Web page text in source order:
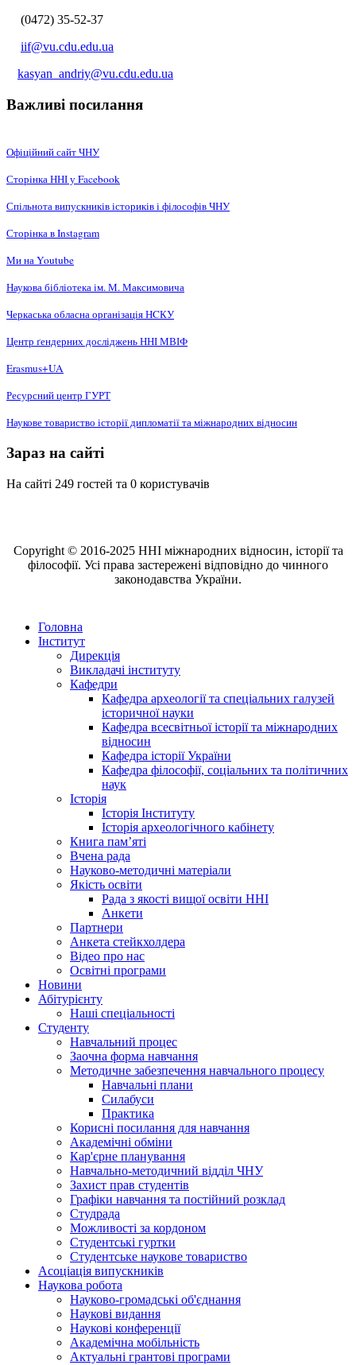
(0472) 35-52-37
iif@vu.cdu.edu.ua
kasyan_andriy@vu.cdu.edu.ua
Важливі посилання
Офіційний сайт ЧНУ
Сторінка ННІ у Facebook
Спільнота випускників істориків і філософів ЧНУ
Сторінка в Instagram
Ми на Youtube
Наукова бібліотека ім. М. Максимовича
Черкаська обласна організація НCКУ
Центр ґендерних досліджень ННІ МВІФ
Erasmus+UA
Ресурсний центр ГУРТ
Наукове товариство історії дипломатії та міжнародних відносин
Зараз на сайті
На сайті 249 гостей та 0 користувачів
Copyright © 2016-2025 ННІ міжнародних відносин, історії та
філософії. Усі права застережені відповідно до чинного
законодавства України.
Головна
Інститут
Дирекція
Викладачі інституту
Кафедри
Кафедра археології та спеціальних галузей
історичної науки
Кафедра всесвітньої історії та міжнародних
відносин
Кафедра історії України
Кафедра філософії, соціальних та політичних
наук
Історія
Історія Інституту
Історія археологічного кабінету
Книга памʼяті
Вчена рада
Науково-методичні матеріали
Якість освіти
Рада з якості вищої освіти ННІ
Анкети
Партнери
Анкета стейкхолдера
Відео про нас
Освітні програми
Hовини
Абітурієнту
Наші спеціальності
Студенту
Навчальний процес
Заочна форма навчання
Методичне забезпечення навчального процесу
Навчальні плани
Силабуси
Практика
Корисні посилання для навчання
Академічні обміни
Кар'єрне планування
Навчально-методичний відділ ЧНУ
Захист прав студентів
Графіки навчання та постійний розклад
Студрада
Можливості за кордоном
Студентські гуртки
Студентське наукове товариство
Асоціація випускників
Наукова робота
Науково-громадські об'єднання
Наукові видання
Наукові конференції
Академічна мобільність
Актуальні грантові програми